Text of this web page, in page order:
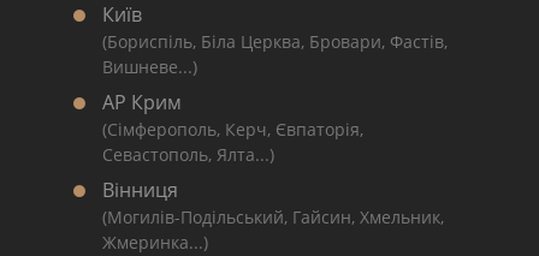
Київ
(Бориспіль, Біла Церква, Бровари, Фастів,
Вишневе...)
АР Крим
(Сімферополь, Керч, Євпаторія,
Севастополь, Ялта...)
Вінниця
(Могилів-Подільський, Гайсин, Хмельник,
Жмеринка...)